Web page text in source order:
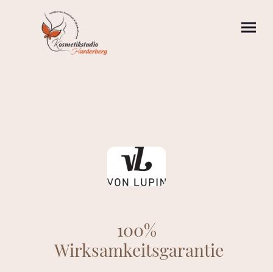
100%
Wirksamkeitsgarantie